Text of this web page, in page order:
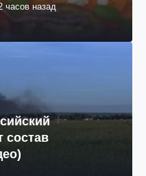
часов назад
состав